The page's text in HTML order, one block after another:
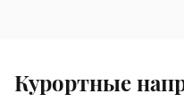
Курортные